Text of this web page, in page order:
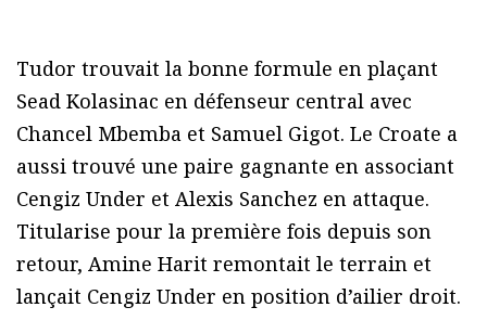
Tudor trouvait la bonne formule en plaçant
Sead Kolasinac en défenseur central avec
Chancel Mbemba et Samuel Gigot. Le Croate a
aussi trouvé une paire gagnante en associant
Cengiz Under et Alexis Sanchez en attaque.
Titularise pour la première fois depuis son
retour, Amine Harit remontait le terrain et
lançait Cengiz Under en position d’ailier droit.